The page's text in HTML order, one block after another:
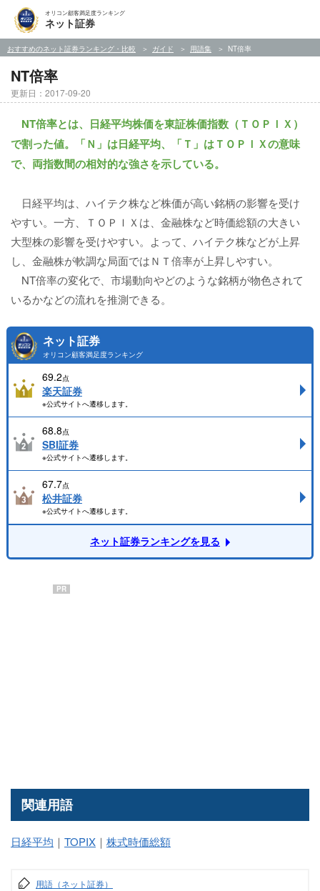
オリコン顧客満足度ランキング
ネット証券
おすすめのネット証券ランキング・比較 ガイド 用語集 NT倍率
NT倍率
更新日：2017-09-20
NT倍率とは、日経平均株価を東証株価指数（ＴＯＰＩＸ）
で割った値。「Ｎ」は日経平均、「Ｔ」はＴＯＰＩＸの意味
で、両指数間の相対的な強さを示している。
日経平均は、ハイテク株など株価が高い銘柄の影響を受け
やすい。一方、ＴＯＰＩＸは、金融株など時価総額の大きい
大型株の影響を受けやすい。よって、ハイテク株などが上昇
し、金融株が軟調な局面ではＮＴ倍率が上昇しやすい。
NT倍率の変化で、市場動向やどのような銘柄が物色されて
いるかなどの流れを推測できる。
ネット証券
オリコン顧客満足度ランキング
69.2点
楽天証券
※公式サイトへ遷移します。
68.8点
SBI証券
※公式サイトへ遷移します。
67.7点
松井証券
※公式サイトへ遷移します。
ネット証券ランキングを見る
PR
関連用語
日経平均 ｜ TOPIX ｜ 株式時価総額
用語（ネット証券）